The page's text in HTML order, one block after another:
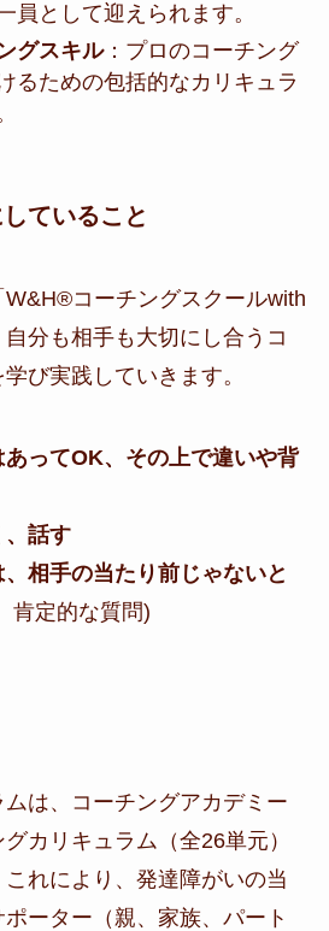
員として迎えられます。
グスキル：プロのコーチング
るための包括的なカリキュラ
ていること
コーチングスクールwith
分も相手も大切にし合うコ
び実践していきます。
ってOK、その上で違いや背
話す
相手の当たり前じゃないと
肯定的な質問)
は、コーチングアカデミー
カリキュラム（全26単元）
れにより、発達障がいの当
ーター（親、家族、パート